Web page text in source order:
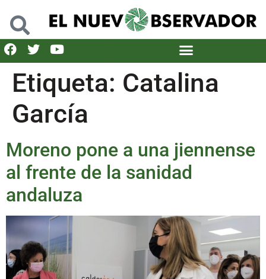
Etiqueta: Catalina
García
Moreno pone a una jiennense
al frente de la sanidad
andaluza